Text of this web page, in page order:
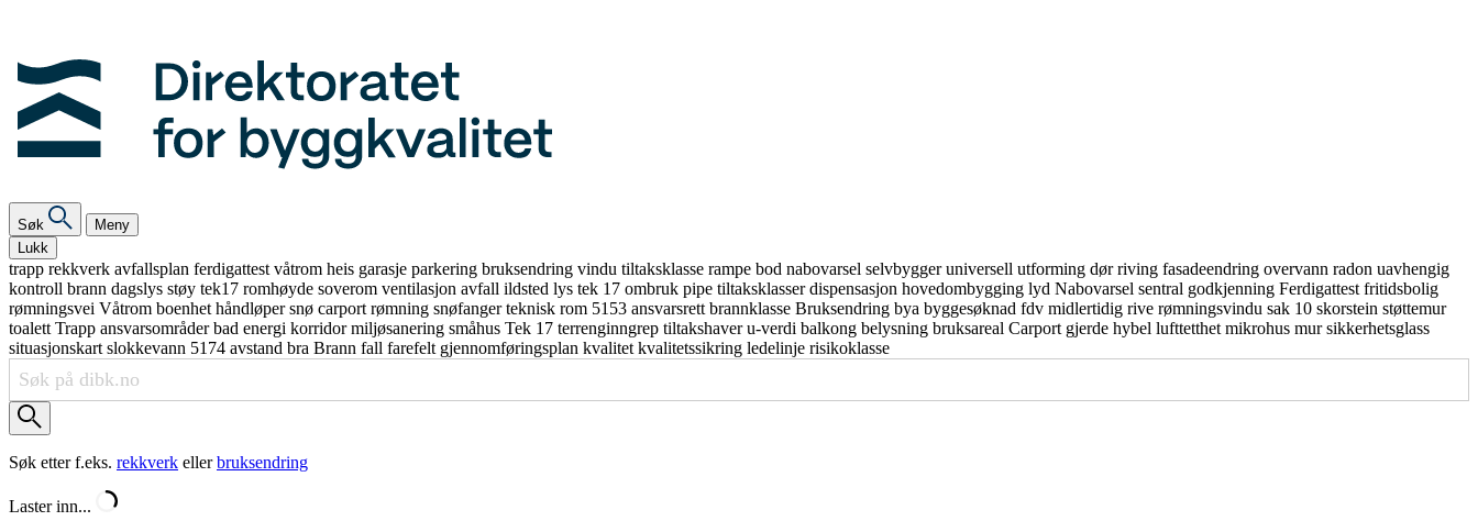
Søk
Meny
Lukk
trapp rekkverk avfallsplan ferdigattest våtrom heis garasje parkering bruksendring vindu tiltaksklasse rampe bod nabovarsel selvbyggeruniversell utforming dørriving fasadeendring overvann radon uavhengig
kontroll brann dagslys støy tek17 romhøyde soverom ventilasjon avfall ildsted lys tek 17 ombruk pipe tiltaksklasserdispensasjon hovedombygging lyd Nabovarsel sentral godkjenning Ferdigattest fritidsbolig
rømningsvei Våtrom boenhet håndløpersnø carport rømning snøfangerteknisk rom 5153 ansvarsrett brannklasse Bruksendring bya byggesøknad fdv midlertidig rive rømningsvindu sak 10 skorstein støttemur
toalett Trapp ansvarsområderbad energi korridormiljøsanering småhus Tek 17 terrenginngrep tiltakshaveru-verdi balkong belysning bruksareal Carport gjerde hybel lufttetthet mikrohus mursikkerhetsglass
situasjonskart slokkevann 5174 avstand bra Brann fall farefelt gjennomføringsplan kvalitet kvalitetssikring ledelinje risikoklasse
Søk etter f.eks. rekkverk ellerbruksendring
Laster inn...